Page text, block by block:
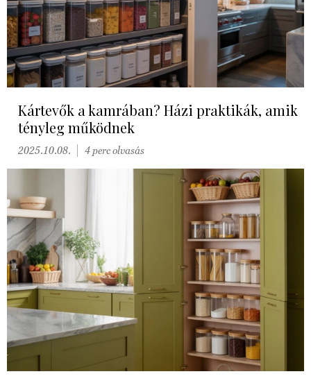
Kártevők a kamrában? Házi praktikák, amik
tényleg működnek
2025.10.08. 4 perc olvasás